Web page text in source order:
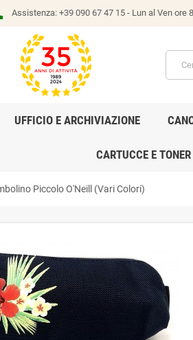
Assistenza: +39 090 67 47 15 - Lun al Ven ore
UFFICIO E ARCHIVIAZIONE
CARTUCCE E TONER
Piccolo O'Neill (Vari Colori)